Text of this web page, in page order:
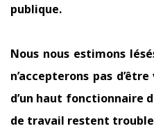
publique.
Nous nous estimons
n’accepterons pas
d’un haut fonctionnaire
de travail restent